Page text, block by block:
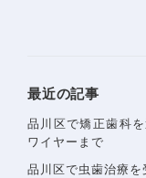
〒142−0051 東京
越1F
最近の記事
品川区で矯正歯科
ワイヤーまで
品川区で虫歯治療